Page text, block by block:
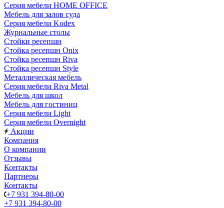
Серия мебели HOME OFFICE
Мебель для залов суда
Серия мебели Kodex
Журнальные столы
Стойки ресепшн
Стойка ресепшн Onix
Стойка ресепшн Riva
Стойка ресепшн Style
Металлическая мебель
Серия мебели Riva Metal
Мебель для школ
Мебель для гостиниц
Серия мебели Light
Серия мебели Overnight
Акции
Компания
О компании
Отзывы
Контакты
Партнеры
Контакты
+7 931 394-80-00
+7 931 394-80-00